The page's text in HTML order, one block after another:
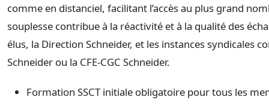
comme en distanciel, facilitant l’accès au plus grand
souplesse contribue à la réactivité et à la qualité des
élus, la Direction Schneider, et les instances syndicales
Schneider ou la CFE-CGC Schneider.
Formation SSCT initiale obligatoire pour tous les